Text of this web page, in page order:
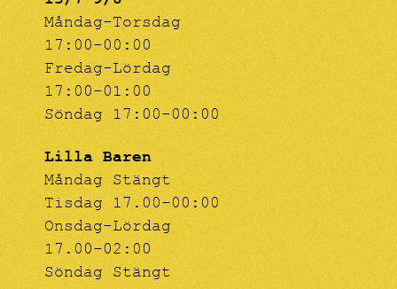
Måndag-Torsdag
17:00-00:00
Fredag-Lördag
17:00-01:00
Söndag 17:00-00:00
Lilla Baren
Måndag Stängt
Tisdag 17.00-00:00
Onsdag-Lördag
17.00-02:00
Söndag Stängt